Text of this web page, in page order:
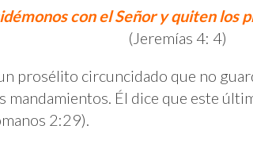
con el Señor y quiten los
(Jeremías 4: 4)
prosélito circuncidado que no
mandamientos. Él dice que este
2:29).